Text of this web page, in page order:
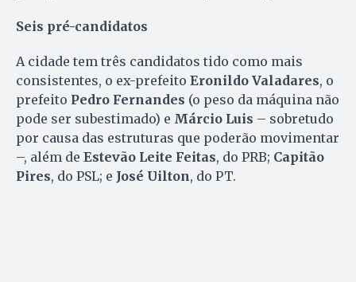
Seis pré-candidatos
A cidade tem três candidatos tido como mais
consistentes, o ex-prefeito Eronildo Valadares, o
prefeito Pedro Fernandes (o peso da máquina não
pode ser subestimado) e Márcio Luis – sobretudo
por causa das estruturas que poderão movimentar
–, além de Estevão Leite Feitas, do PRB; Capitão
Pires, do PSL; e José Uilton, do PT.